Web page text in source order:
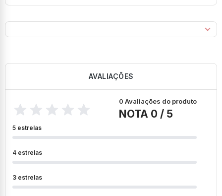
AVALIAÇÕES
0 Avaliações do produto
NOTA 0 / 5
5 estrelas
4 estrelas
3 estrelas